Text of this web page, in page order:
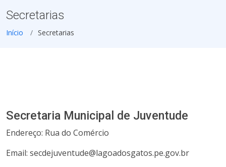
Secretarias
Início Secretarias
Secretaria Municipal de Juventude
Endereço: Rua do Comércio
Email: secdejuventude@lagoadosgatos.pe.gov.br